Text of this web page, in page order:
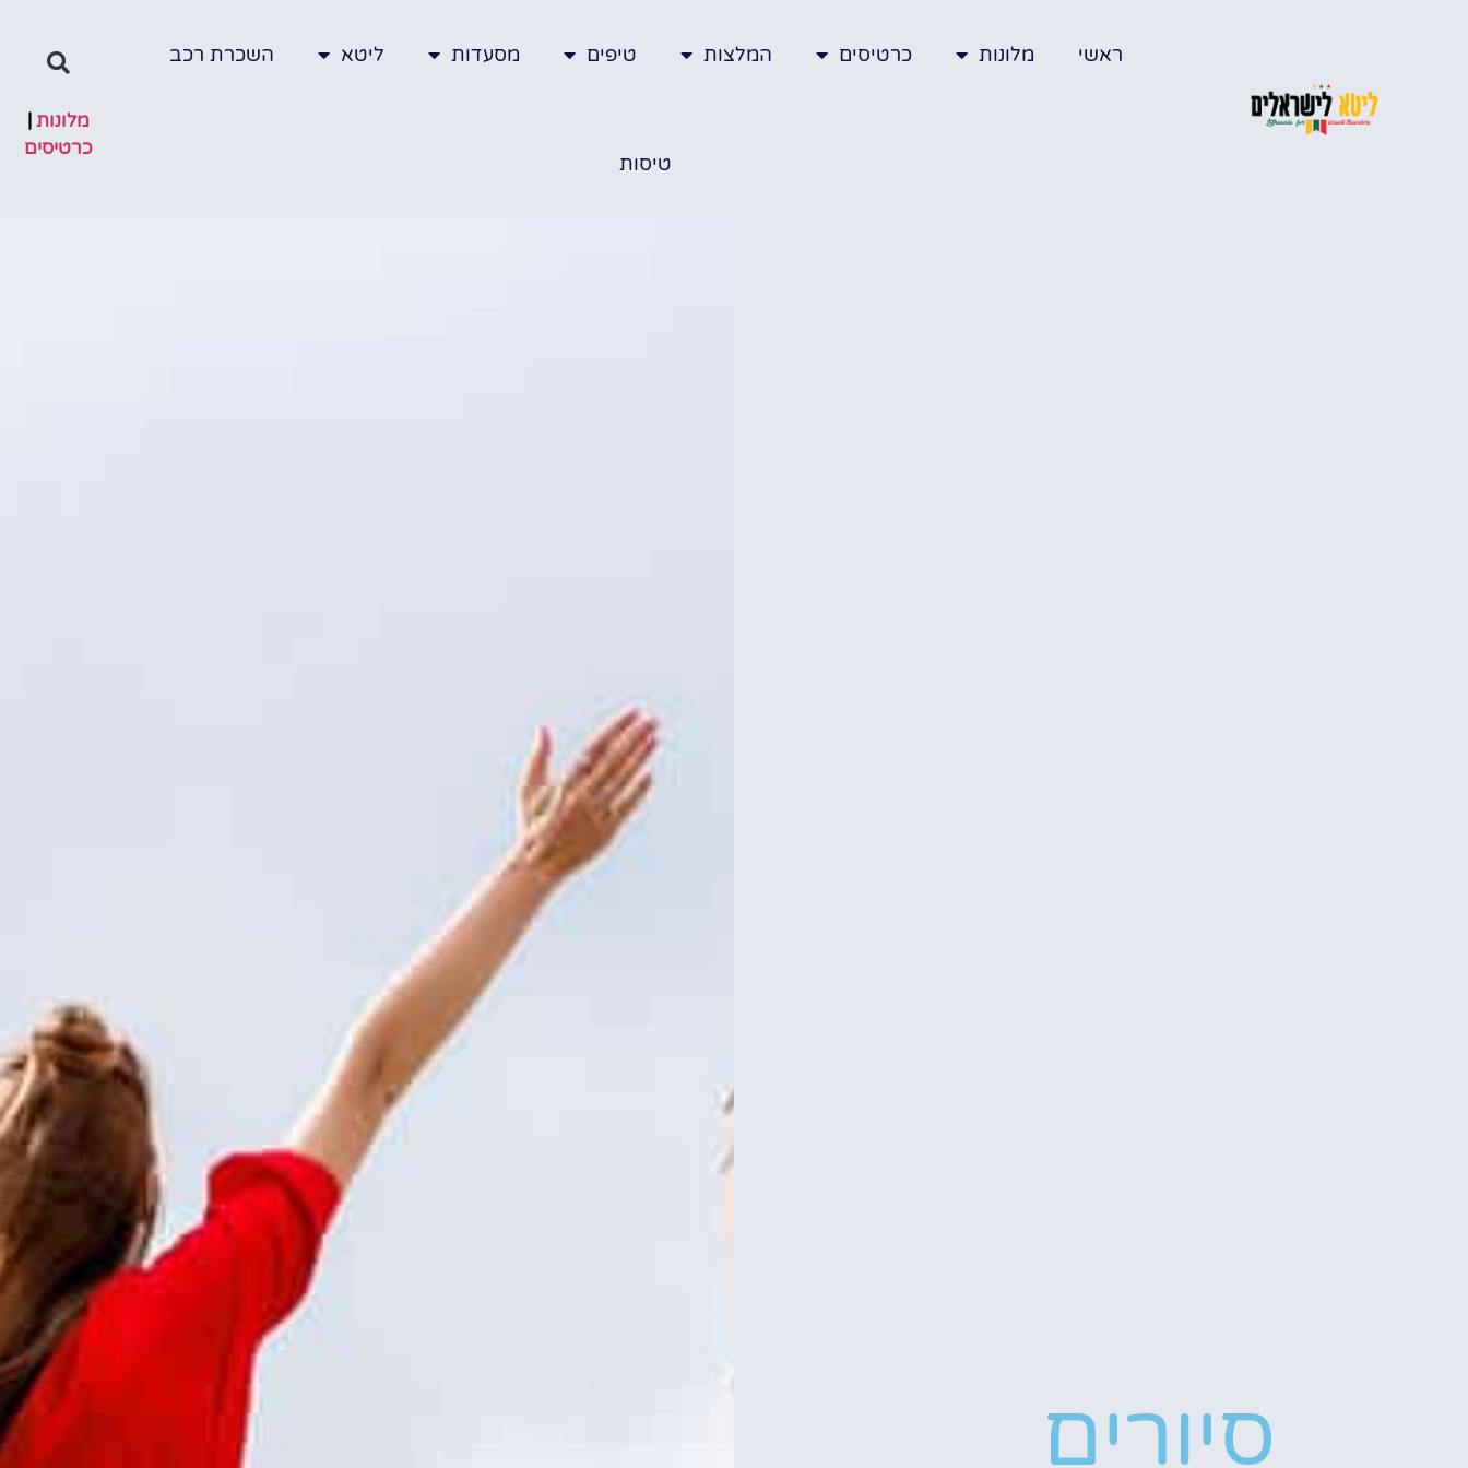
ראשי מלונות כרטיסים המלצות טיפים מסעדות ליטא השכרת רכב
טיסות
מלונות|
כרטיסים
סיורים